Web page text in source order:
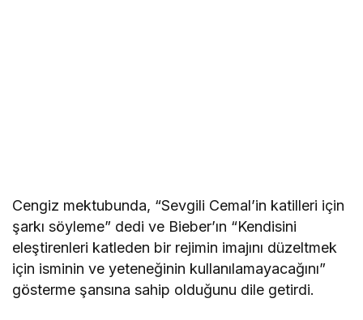
Cengiz mektubunda, “Sevgili Cemal’in katilleri için
şarkı söyleme” dedi ve Bieber’ın “Kendisini
eleştirenleri katleden bir rejimin imajını düzeltmek
için isminin ve yeteneğinin kullanılamayacağını”
gösterme şansına sahip olduğunu dile getirdi.